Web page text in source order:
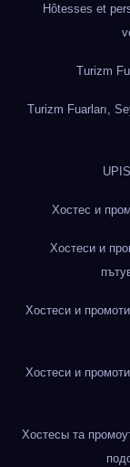
Hôtesses et
Turizm
Turizm Fuarları,
Хостес и
Хостеси и
Хостеси и
Хостеси и
Хостесы та